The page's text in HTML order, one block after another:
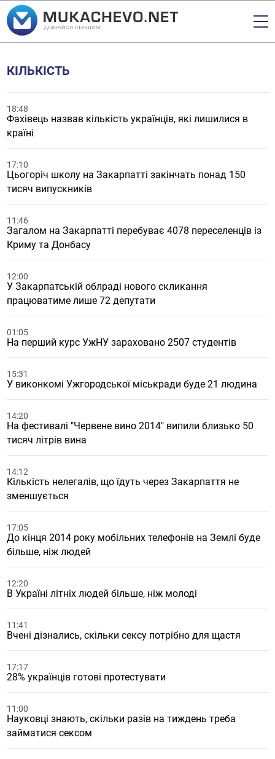
КІЛЬКІСТЬ
18:48
Фахівець назвав кількість українців, які лишилися в
країні
17:10
Цьогоріч школу на Закарпатті закінчать понад 150
тисяч випускників
11:46
Загалом на Закарпатті перебуває 4078 переселенців із
Криму та Донбасу
12:00
У Закарпатській облраді нового скликання
працюватиме лише 72 депутати
01:05
На перший курс УжНУ зараховано 2507 студентів
15:31
У виконкомі Ужгородської міськради буде 21 людина
14:20
На фестивалі "Червене вино 2014" випили близько 50
тисяч літрів вина
14:12
Кількість нелегалів, що їдуть через Закарпаття не
зменшується
17:05
До кінця 2014 року мобільних телефонів на Землі буде
більше, ніж людей
12:20
В Україні літніх людей більше, ніж молоді
11:41
Вчені дізнались, скільки сексу потрібно для щастя
17:17
28% українців готові протестувати
11:00
Науковці знають, скільки разів на тиждень треба
займатися сексом